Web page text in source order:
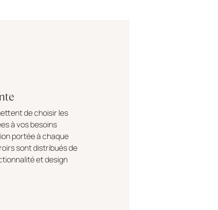
de choisir les
à vos besoins
portée à chaque
sont distribués de
et design